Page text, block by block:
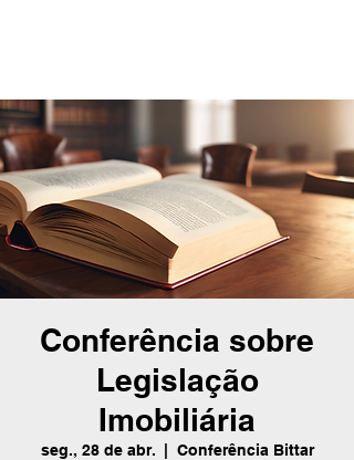
Conferência sobre
Legislação
Imobiliária
seg., 28 de abr.
  |
Conferência Bittar